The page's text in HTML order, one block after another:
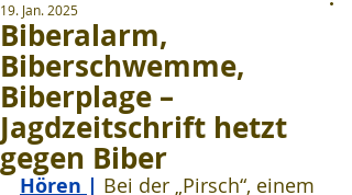
Biberalarm,
Biberschwemme,
Biberplage –
Jagdzeitschrift hetzt
gegen Biber
19. Jan. 2025
Hören | Bei der „Pirsch“, einem